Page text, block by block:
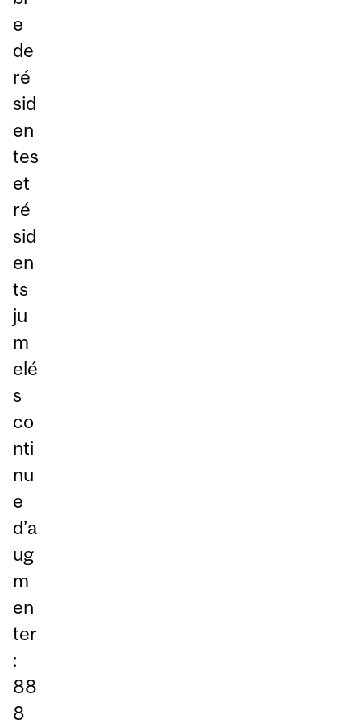
e
de
ré
sid
en
tes
et
ré
sid
en
ts
ju
m
elé
s
co
nti
nu
e
d’a
ug
m
en
ter
:
88
8